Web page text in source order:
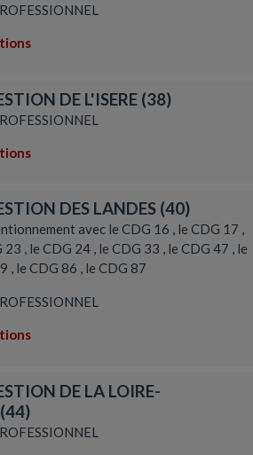
DE L'ISERE (38)
DES LANDES (40)
avec le CDG 16 , le CDG 17 ,
23 , le CDG 24 , le CDG 33 , le CDG 47 , le
, le CDG 86 , le CDG 87
DE LA LOIRE-